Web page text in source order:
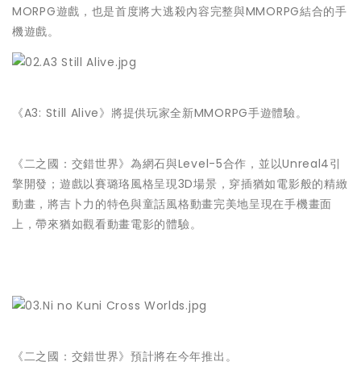
MORPG遊戲， 也是首度將大逃殺內容完整與MMORPG結合的手
機遊戲。
《A3: Still Alive》將提供玩家全新MMORPG手遊體驗。
《二之國：交錯世界》為網石與Level-5合作，並以Unreal4引
擎開發；遊戲以賽璐珞風格呈現3D場景，穿插猶如電影般的精緻
動畫，將吉卜力的特色與童話風格動畫完美地呈現在手機畫面
上，帶來猶如觀看動畫電影的體驗。
《二之國：交錯世界》預計將在今年推出。